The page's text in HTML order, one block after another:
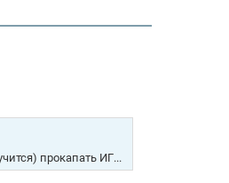
прокапать ИГ...